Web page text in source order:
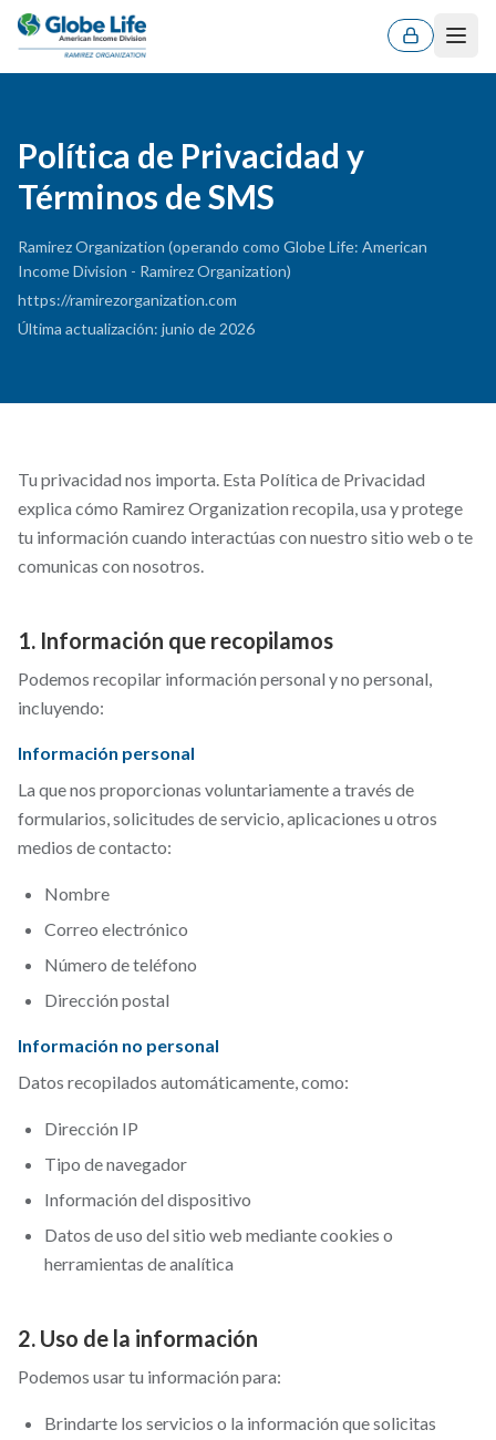
Política de Privacidad y
Términos de SMS
Ramirez Organization (operando como Globe Life: American
Income Division - Ramirez Organization)
https://ramirezorganization.com
Última actualización: junio de 2026
Tu privacidad nos importa. Esta Política de Privacidad
explica cómo Ramirez Organization recopila, usa y protege
tu información cuando interactúas con nuestro sitio web o te
comunicas con nosotros.
1. Información que recopilamos
Podemos recopilar información personal y no personal,
incluyendo:
Información personal
La que nos proporcionas voluntariamente a través de
formularios, solicitudes de servicio, aplicaciones u otros
medios de contacto:
Nombre
Correo electrónico
Número de teléfono
Dirección postal
Información no personal
Datos recopilados automáticamente, como:
Dirección IP
Tipo de navegador
Información del dispositivo
Datos de uso del sitio web mediante cookies o
herramientas de analítica
2. Uso de la información
Podemos usar tu información para:
Brindarte los servicios o la información que solicitas